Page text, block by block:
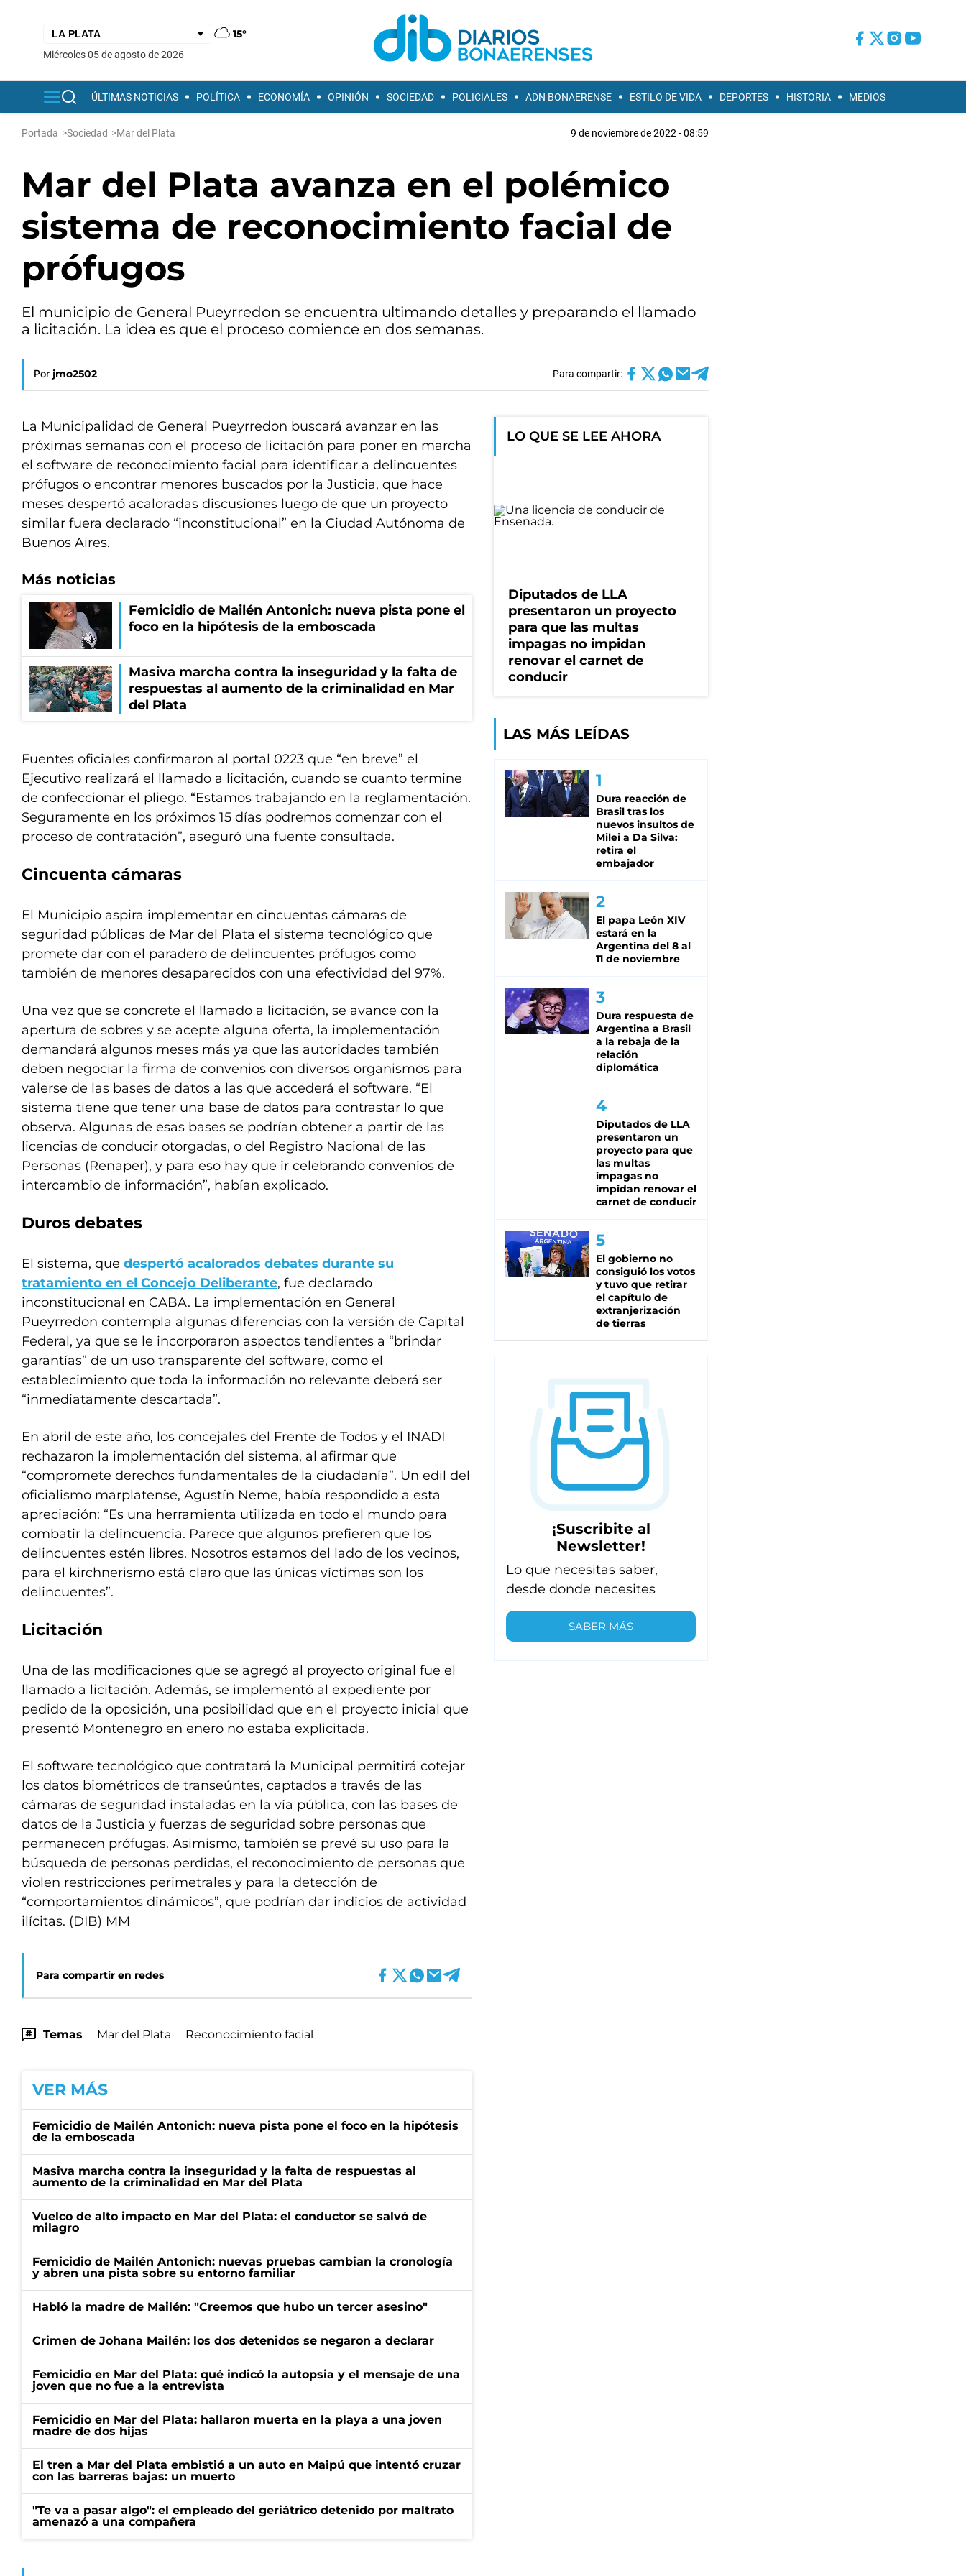
15°
miércoles 05 de agosto de 2026
ÚLTIMAS NOTICIAS POLÍTICA ECONOMÍA OPINIÓN SOCIEDAD POLICIALES ADN BONAERENSE ESTILO DE VIDA DEPORTES HISTORIA MEDIOS
Portada >Sociedad >Mar del Plata 9 de noviembre de 2022 - 08:59
Mar del Plata avanza en el polémico
sistema de reconocimiento facial de
prófugos
El municipio de General Pueyrredon se encuentra ultimando detalles y preparando el llamado
a licitación. La idea es que el proceso comience en dos semanas.
Por jmo2502 Para compartir:
La Municipalidad de General Pueyrredon buscará avanzar en las
próximas semanas con el proceso de licitación para poner en marcha
el software de reconocimiento facial para identificar a delincuentes
prófugos o encontrar menores buscados por la Justicia, que hace
meses despertó acaloradas discusiones luego de que un proyecto
similar fuera declarado “inconstitucional” en la Ciudad Autónoma de
Buenos Aires.
Más noticias
Femicidio de Mailén Antonich: nueva pista pone el
foco en la hipótesis de la emboscada
Masiva marcha contra la inseguridad y la falta de
respuestas al aumento de la criminalidad en Mar
del Plata
Fuentes oficiales confirmaron al portal 0223 que “en breve” el
Ejecutivo realizará el llamado a licitación, cuando se cuanto termine
de confeccionar el pliego. “Estamos trabajando en la reglamentación.
Seguramente en los próximos 15 días podremos comenzar con el
proceso de contratación”, aseguró una fuente consultada.
Cincuenta cámaras
El Municipio aspira implementar en cincuentas cámaras de
seguridad públicas de Mar del Plata el sistema tecnológico que
promete dar con el paradero de delincuentes prófugos como
también de menores desaparecidos con una efectividad del 97%.
Una vez que se concrete el llamado a licitación, se avance con la
apertura de sobres y se acepte alguna oferta, la implementación
demandará algunos meses más ya que las autoridades también
deben negociar la firma de convenios con diversos organismos para
valerse de las bases de datos a las que accederá el software. “El
sistema tiene que tener una base de datos para contrastar lo que
observa. Algunas de esas bases se podrían obtener a partir de las
licencias de conducir otorgadas, o del Registro Nacional de las
Personas (Renaper), y para eso hay que ir celebrando convenios de
intercambio de información”, habían explicado.
Duros debates
El sistema, que despertó acalorados debates durante su
tratamiento en el Concejo Deliberante, fue declarado
inconstitucional en CABA. La implementación en General
Pueyrredon contempla algunas diferencias con la versión de Capital
Federal, ya que se le incorporaron aspectos tendientes a “brindar
garantías” de un uso transparente del software, como el
establecimiento que toda la información no relevante deberá ser
“inmediatamente descartada”.
En abril de este año, los concejales del Frente de Todos y el INADI
rechazaron la implementación del sistema, al afirmar que
“compromete derechos fundamentales de la ciudadanía”. Un edil del
oficialismo marplatense, Agustín Neme, había respondido a esta
apreciación: “Es una herramienta utilizada en todo el mundo para
combatir la delincuencia. Parece que algunos prefieren que los
delincuentes estén libres. Nosotros estamos del lado de los vecinos,
para el kirchnerismo está claro que las únicas víctimas son los
delincuentes”.
Licitación
Una de las modificaciones que se agregó al proyecto original fue el
llamado a licitación. Además, se implementó al expediente por
pedido de la oposición, una posibilidad que en el proyecto inicial que
presentó Montenegro en enero no estaba explicitada.
El software tecnológico que contratará la Municipal permitirá cotejar
los datos biométricos de transeúntes, captados a través de las
cámaras de seguridad instaladas en la vía pública, con las bases de
datos de la Justicia y fuerzas de seguridad sobre personas que
permanecen prófugas. Asimismo, también se prevé su uso para la
búsqueda de personas perdidas, el reconocimiento de personas que
violen restricciones perimetrales y para la detección de
“comportamientos dinámicos”, que podrían dar indicios de actividad
ilícitas. (DIB) MM
Para compartir en redes
Temas Mar del Plata Reconocimiento facial
VER MÁS
Femicidio de Mailén Antonich: nueva pista pone el foco en la hipótesis
de la emboscada
Masiva marcha contra la inseguridad y la falta de respuestas al
aumento de la criminalidad en Mar del Plata
Vuelco de alto impacto en Mar del Plata: el conductor se salvó de
milagro
Femicidio de Mailén Antonich: nuevas pruebas cambian la cronología
y abren una pista sobre su entorno familiar
Habló la madre de Mailén: "Creemos que hubo un tercer asesino"
Crimen de Johana Mailén: los dos detenidos se negaron a declarar
Femicidio en Mar del Plata: qué indicó la autopsia y el mensaje de una
joven que no fue a la entrevista
Femicidio en Mar del Plata: hallaron muerta en la playa a una joven
madre de dos hijas
El tren a Mar del Plata embistió a un auto en Maipú que intentó cruzar
con las barreras bajas: un muerto
"Te va a pasar algo": el empleado del geriátrico detenido por maltrato
amenazó a una compañera
LO QUE SE LEE AHORA
Diputados de LLA
presentaron un proyecto
para que las multas
impagas no impidan
renovar el carnet de
conducir
LAS MÁS LEÍDAS
Dura reacción de
Brasil tras los
nuevos insultos de
Milei a Da Silva:
retira el
embajador
El papa León XIV
estará en la
Argentina del 8 al
11 de noviembre
Dura respuesta de
Argentina a Brasil
a la rebaja de la
relación
diplomática
Diputados de LLA
presentaron un
proyecto para que
las multas
impagas no
impidan renovar el
carnet de conducir
El gobierno no
consiguió los votos
y tuvo que retirar
el capítulo de
extranjerización
de tierras
¡Suscribite al
Newsletter!
Lo que necesitas saber,
desde donde necesites
SABER MÁS